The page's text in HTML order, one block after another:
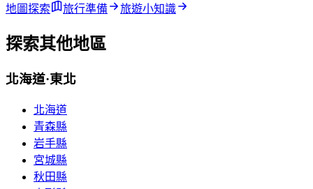
地圖探索 旅行準備 旅遊小知識
探索其他地區
北海道·東北
北海道
青森縣
岩手縣
宮城縣
秋田縣